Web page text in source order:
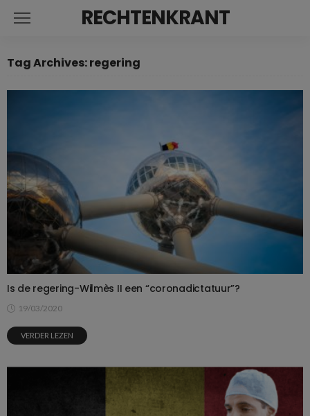
RECHTENKRANT
Tag Archives: regering
Is de regering-Wilmès II een “coronadictatuur”?
19/03/2020
VERDER LEZEN